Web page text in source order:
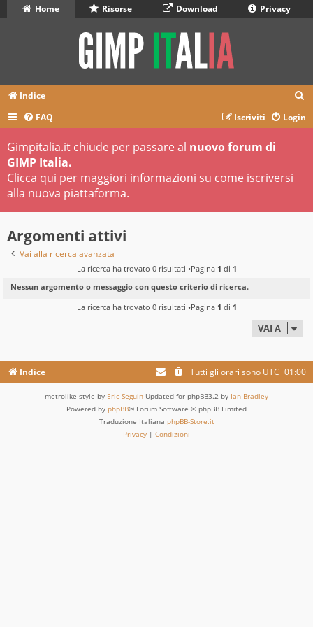
Home Risorse Download Privacy
Indice
r
FAQ Login
Iscriviti
Gimpitalia.it chiude per passare al nuovo forum di
GIMP Italia.
Clicca qui per maggiori informazioni su come iscriversi
alla nuova piattaforma.
Argomenti attivi
Vai alla ricerca avanzata
La ricerca ha trovato 0 risultati •Pagina 1 di 1
Nessun argomento o messaggio con questo criterio di ricerca.
La ricerca ha trovato 0 risultati •Pagina 1 di 1
VAI A
Indice Tutti gli orari sono UTC+01:00
metrolike style by Eric Seguin Updated for phpBB3.2 by Ian Bradley
Powered by phpBB® Forum Software © phpBB Limited
Traduzione Italiana phpBB-Store.it
Privacy | Condizioni